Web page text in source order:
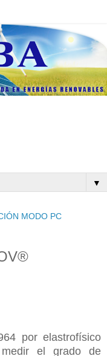
▼
MODO PC
por elastrofísico
el grado de